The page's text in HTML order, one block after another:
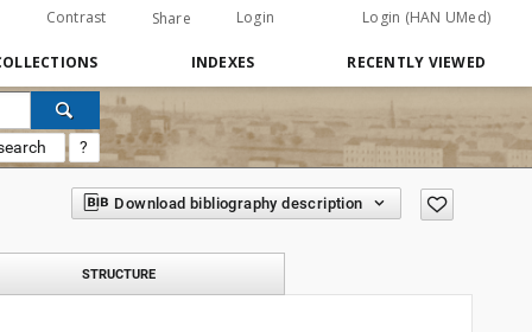
Contrast Share Login Login (HAN UMed)
INDEXES RECENTLY VIEWED
?
Download bibliography description
STRUCTURE